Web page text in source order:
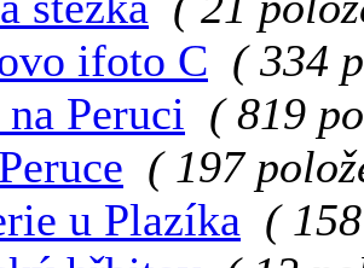
ifoto C ( 334
Peruci ( 819
( 197
u Plazíka (